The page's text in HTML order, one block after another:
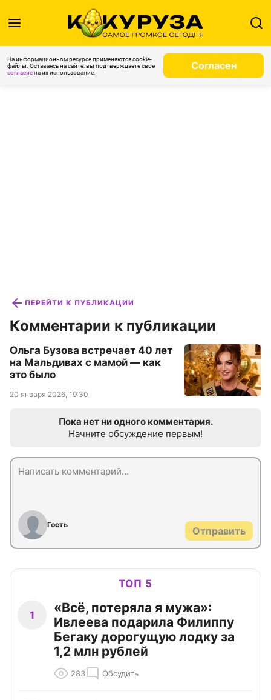
На информационном ресурсе применяются cookie-
файлы. Оставаясь на сайте, вы подтверждаете свое
согласиена их использование.
Согласен
ПЕРЕЙТИ К ПУБЛИКАЦИИ
Комментарии к публикации
Ольга Бузова встречает 40 лет
на Мальдивах с мамой — как
это было
20 января 2026, 19:30
Пока нет ни одного комментария.
Начните обсуждение первым!
Гость
Отправить
ТОП 5
1
«Всё, потеряла я мужа»:
Ивлеева подарила Филиппу
Бегаку дорогущую лодку за
1,2 млн рублей
283 Обсудить